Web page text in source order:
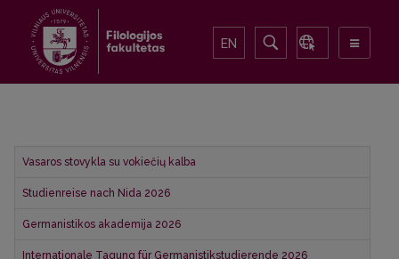
EN
Vasaros stovykla su vokiečių kalba
Studienreise nach Nida 2026
Germanistikos akademija 2026
Internationale Tagung für Germanistikstudierende 2026